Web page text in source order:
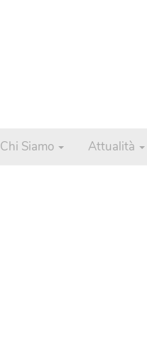
Chi Siamo Attualità